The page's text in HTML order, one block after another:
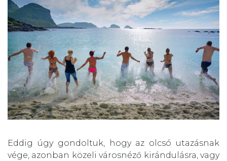
Eddig úgy gondoltuk, hogy az olcsó utazásnak
vége, azonban közeli városnéző kirándulásra, vagy